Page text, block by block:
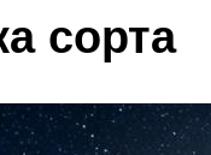
сорта